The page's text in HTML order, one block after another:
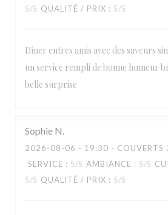
5/5 QUALITÉ / PRIX : 5/5
Dîner entres amis avec des saveurs
un service rempli de bonne humeur
belle surprise
Sophie N
2026-08-06 - 19:30 - COUVERTS
SERVICE : 5/5 AMBIANCE : 5/5
5/5 QUALITÉ / PRIX : 5/5